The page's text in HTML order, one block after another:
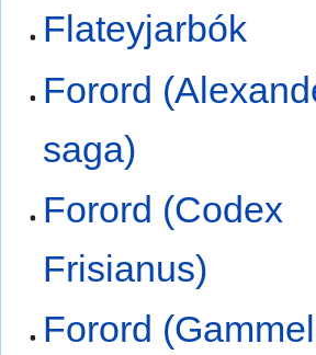
Flateyjarbók
Forord
saga)
Forord (Codex
Frisianus)
Forord